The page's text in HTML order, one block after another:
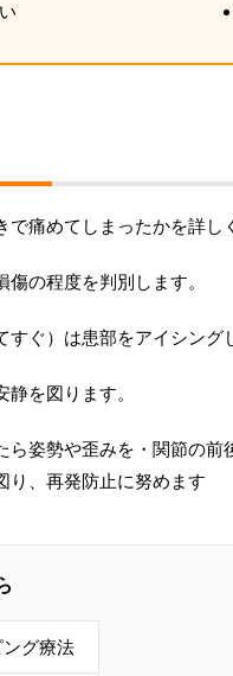
で痛めてしまったかを詳し
傷の程度を判別します。
すぐ）は患部をアイシング
静を図ります。
ら姿勢や歪みを・関節の
り、再発防止に努めます
ング療法